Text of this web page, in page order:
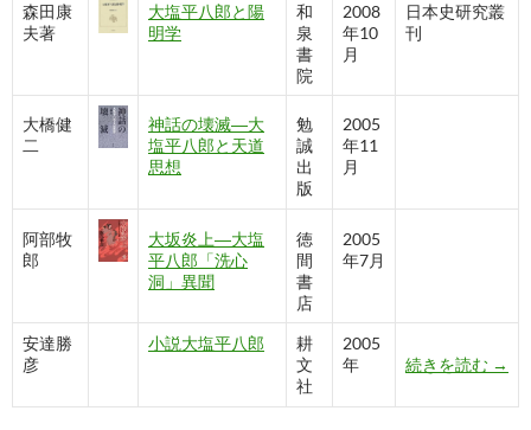
森田康
夫著
大塩平八郎と陽
明学
和
泉
書
院
2008
年10
月
日本史研究叢
刊
大橋健
二
神話の壊滅―大
塩平八郎と天道
思想
勉
誠
出
版
2005
年11
月
阿部牧
郎
大坂炎上―大塩
平八郎「洗心
洞」異聞
徳
間
書
店
2005
年7月
安達勝
彦
小説大塩平八郎
耕
文
社
2005
年
続きを読む 大塩
→